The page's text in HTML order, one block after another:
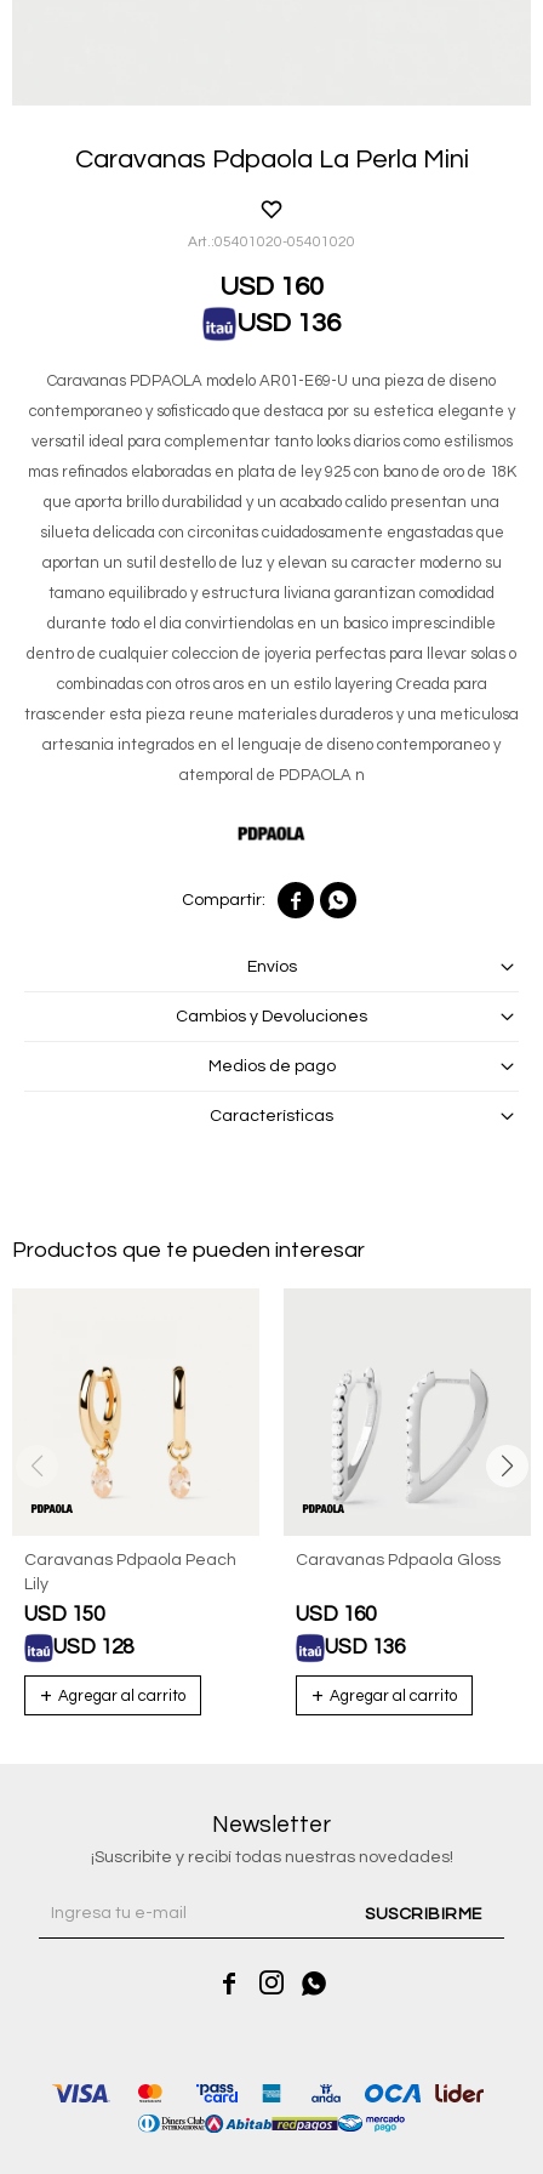
Caravanas Pdpaola La Perla Mini
05401020-05401020
USD 160
USD 136
Caravanas PDPAOLA modelo AR01-E69-U una pieza de diseno
contemporaneo y sofisticado que destaca por su estetica elegante y
versatil ideal para complementar tanto looks diarios como estilismos
mas refinados elaboradas en plata de ley 925 con bano de oro de 18K
que aporta brillo durabilidad y un acabado calido presentan una
silueta delicada con circonitas cuidadosamente engastadas que
aportan un sutil destello de luz y elevan su caracter moderno su
tamano equilibrado y estructura liviana garantizan comodidad
durante todo el dia convirtiendolas en un basico imprescindible
dentro de cualquier coleccion de joyeria perfectas para llevar solas o
combinadas con otros aros en un estilo layering Creada para
trascender esta pieza reune materiales duraderos y una meticulosa
artesania integrados en el lenguaje de diseno contemporaneo y
atemporal de PDPAOLA n
 
Envíos
Cambios y Devoluciones
Medios de pago
Características
Productos que te pueden interesar
Caravanas Pdpaola Peach
Lily
USD 150
USD 128
Caravanas Pdpaola Gloss
USD 160
USD 136
Newsletter
¡Suscribite y recibí todas nuestras novedades!
SUSCRIBIRME
  